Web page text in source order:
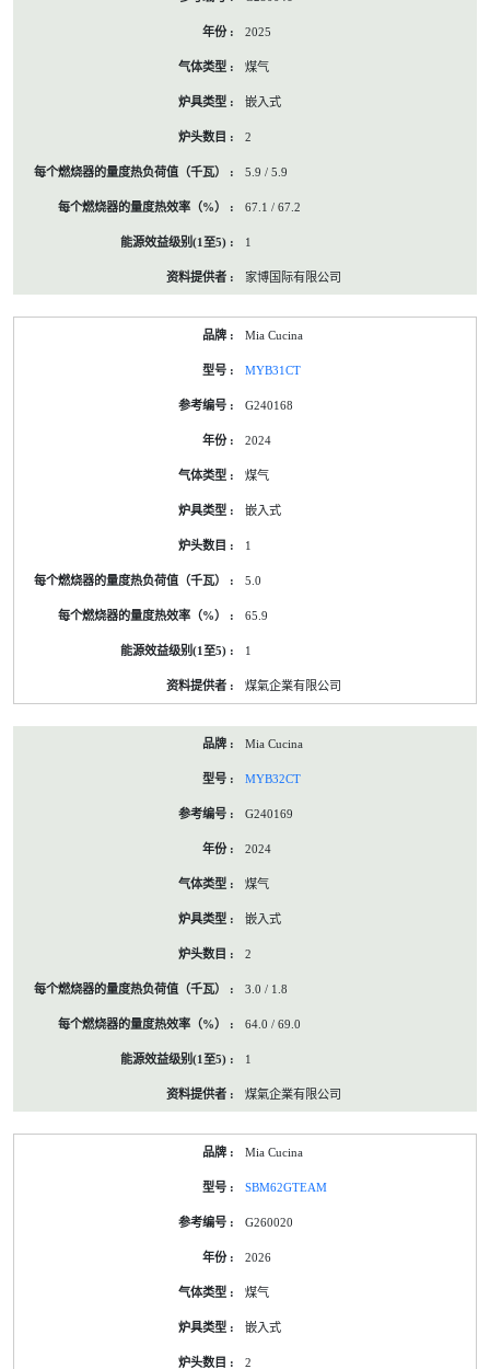
2025
煤气
嵌入式
2
5.9 / 5.9
67.1 / 67.2
1
家博国际有限公司
Mia Cucina
MYB31CT
G240168
2024
煤气
嵌入式
1
5.0
65.9
1
煤氣企業有限公司
Mia Cucina
MYB32CT
G240169
2024
煤气
嵌入式
2
3.0 / 1.8
64.0 / 69.0
1
煤氣企業有限公司
Mia Cucina
SBM62GTEAM
G260020
2026
煤气
嵌入式
2